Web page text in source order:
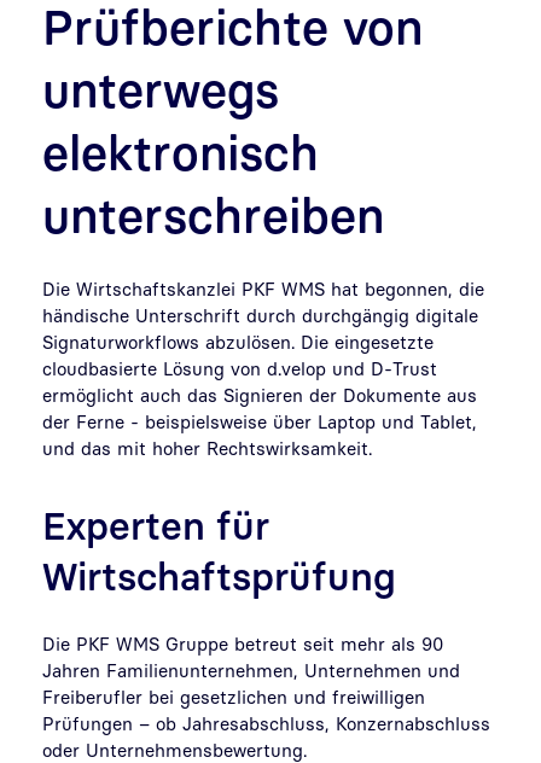
Prüfberichte von
unterwegs
elektronisch
unterschreiben
Die Wirtschaftskanzlei PKF WMS hat begonnen, die
händische Unterschrift durch durchgängig digitale
Signaturworkflows abzulösen. Die eingesetzte
cloudbasierte Lösung von d.velop und D-Trust
ermöglicht auch das Signieren der Dokumente aus
der Ferne - beispielsweise über Laptop und Tablet,
und das mit hoher Rechtswirksamkeit.
Experten für
Wirtschaftsprüfung
Die PKF WMS Gruppe betreut seit mehr als 90
Jahren Familienunternehmen, Unternehmen und
Freiberufler bei gesetzlichen und freiwilligen
Prüfungen – ob Jahresabschluss, Konzernabschluss
oder Unternehmensbewertung.